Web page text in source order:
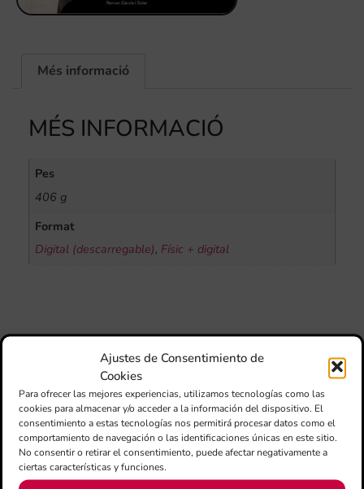
Ajustes de Consentimiento de
Cookies
Para ofrecer las mejores experiencias, utilizamos tecnologías como las
cookies para almacenar y/o acceder a la información del dispositivo. El
consentimiento a estas tecnologías nos permitirá procesar datos como el
comportamiento de navegación o las identificaciones únicas en este sitio.
No consentir o retirar el consentimiento, puede afectar negativamente a
ciertas características y funciones.
Més informació
MÉS INFORMACIÓ
Pes
406 g
Format
Digital (descarregable), Físic + digital
PRODUCTES RELACIONATS